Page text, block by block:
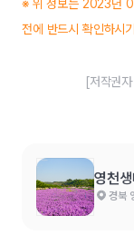
※ 위 정보는 2023년
전에 반드시 확인하시
[저작권
영천
경북